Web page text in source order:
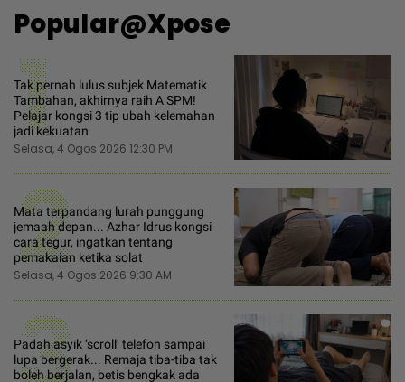
Popular@Xpose
1
Tak pernah lulus subjek Matematik
Tambahan, akhirnya raih A SPM!
Pelajar kongsi 3 tip ubah kelemahan
jadi kekuatan
Selasa, 4 Ogos 2026 12:30 PM
2
Mata terpandang lurah punggung
jemaah depan... Azhar Idrus kongsi
cara tegur, ingatkan tentang
pemakaian ketika solat
Selasa, 4 Ogos 2026 9:30 AM
Padah asyik ‘scroll’ telefon sampai
lupa bergerak... Remaja tiba-tiba tak
boleh berjalan, betis bengkak ada